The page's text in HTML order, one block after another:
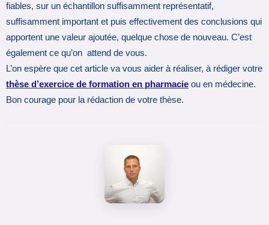
fiables, sur un échantillon suffisamment représentatif,
suffisamment important et puis effectivement des conclusions qui
apportent une valeur ajoutée, quelque chose de nouveau. C’est
également ce qu’on attend de vous.
L’on espère que cet article va vous aider à réaliser, à rédiger votre
thèse d’exercice de formation en pharmacie ou en médecine.
Bon courage pour la rédaction de votre thèse.